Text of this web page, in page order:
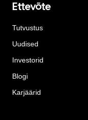
Ettevõte
Tutvustus
Uudised
Investorid
Blogi
Karjäärid